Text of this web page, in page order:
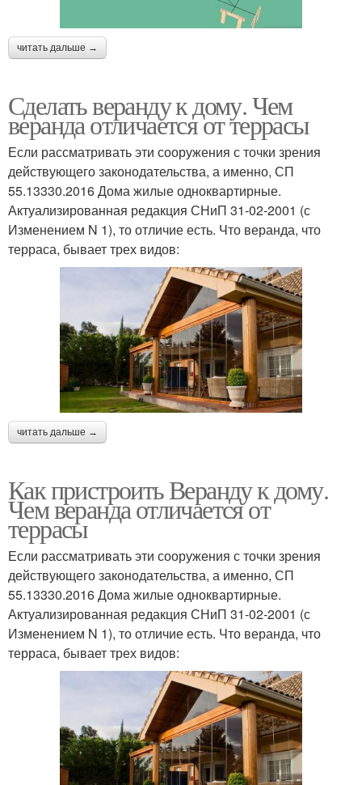
читать дальше →
Сделать веранду к дому. Чем
веранда отличается от террасы
Если рассматривать эти сооружения с точки зрения
действующего законодательства, а именно, СП
55.13330.2016 Дома жилые одноквартирные.
Актуализированная редакция СНиП 31-02-2001 (с
Изменением N 1), то отличие есть. Что веранда, что
терраса, бывает трех видов:
читать дальше →
Как пристроить Веранду к дому.
Чем веранда отличается от
террасы
Если рассматривать эти сооружения с точки зрения
действующего законодательства, а именно, СП
55.13330.2016 Дома жилые одноквартирные.
Актуализированная редакция СНиП 31-02-2001 (с
Изменением N 1), то отличие есть. Что веранда, что
терраса, бывает трех видов: